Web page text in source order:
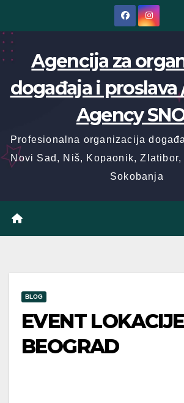
content
Agencija za
događaja i proslava
Agency
Profesionalna organizacija
Novi Sad, Niš, Kopaonik,
Sokobanja
BLOG
EVENT LOKACIJE
BEOGRAD